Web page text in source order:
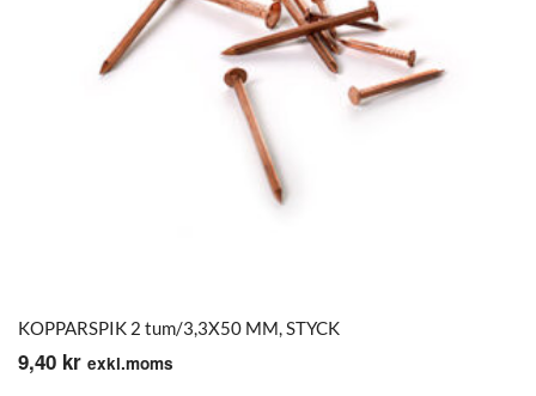
KOPPARSPIK 2 tum/3,3X50 MM, STYCK
9,40 kr exkl.moms